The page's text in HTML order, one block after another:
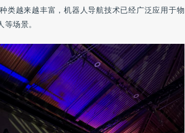
类越来越丰富，机器人导航技术已经广泛应用于物
场景。